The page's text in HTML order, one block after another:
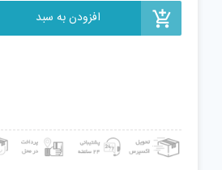
افزودن به سبد